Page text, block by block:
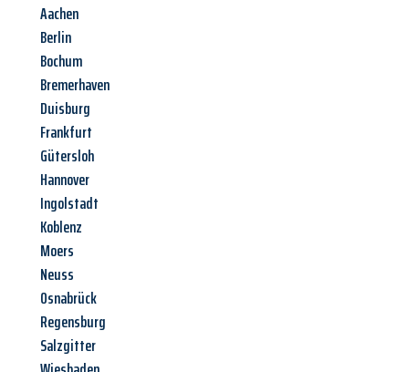
Aachen
Berlin
Bochum
Bremerhaven
Duisburg
Frankfurt
Gütersloh
Hannover
Ingolstadt
Koblenz
Moers
Neuss
Osnabrück
Regensburg
Salzgitter